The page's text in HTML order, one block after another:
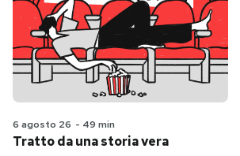
6 agosto 26 - 49 min
Tratto da una storia vera